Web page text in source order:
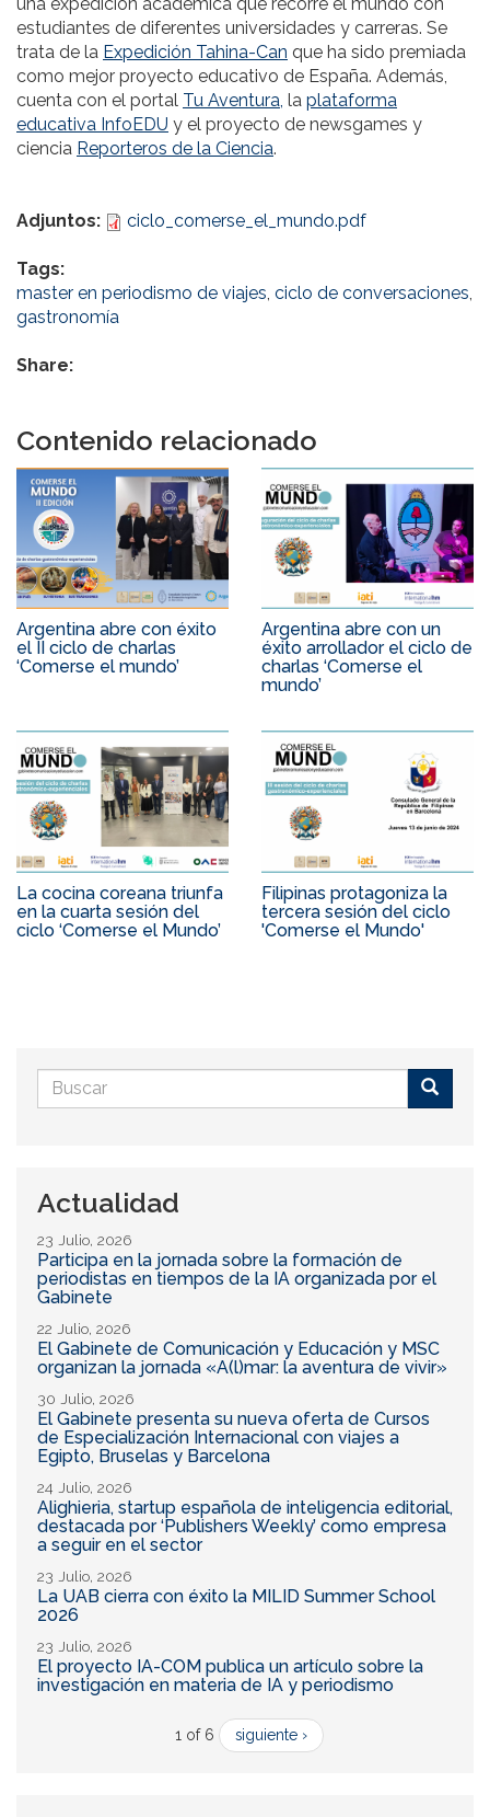
estudiantes de diferentes universidades y carreras. Se
trata de la Expedición Tahina-Can que ha sido premiada
como mejor proyecto educativo de España. Además,
cuenta con el portal Tu Aventura, la plataforma
educativa InfoEDU y el proyecto de newsgames y
ciencia Reporteros de la Ciencia.
Adjuntos: ciclo_comerse_el_mundo.pdf
Tags:
master en periodismo de viajes, ciclo de conversaciones,
gastronomía
Share:
Contenido relacionado
Argentina abre con éxito
el II ciclo de charlas
‘Comerse el mundo’
Argentina abre con un
éxito arrollador el ciclo de
charlas ‘Comerse el
mundo’
La cocina coreana triunfa
en la cuarta sesión del
ciclo ‘Comerse el Mundo’
Filipinas protagoniza la
tercera sesión del ciclo
'Comerse el Mundo'
Formulario
de
Actualidad
23 Julio, 2026
Participa en la jornada sobre la formación de
periodistas en tiempos de la IA organizada por el
Gabinete
22 Julio, 2026
El Gabinete de Comunicación y Educación y MSC
organizan la jornada «A(l)mar: la aventura de vivir»
30 Julio, 2026
El Gabinete presenta su nueva oferta de Cursos
de Especialización Internacional con viajes a
Egipto, Bruselas y Barcelona
24 Julio, 2026
Alighieria, startup española de inteligencia editorial,
destacada por ‘Publishers Weekly’ como empresa
a seguir en el sector
23 Julio, 2026
La UAB cierra con éxito la MILID Summer School
2026
23 Julio, 2026
El proyecto IA-COM publica un artículo sobre la
investigación en materia de IA y periodismo
1 of 6 siguiente ›